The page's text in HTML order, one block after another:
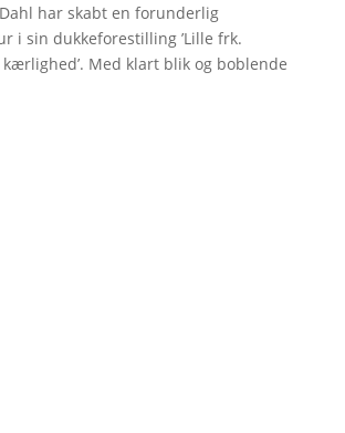
har skabt en forunderlig
i sin dukkeforestilling ’Lille frk.
kærlighed’. Med klart blik og boblende